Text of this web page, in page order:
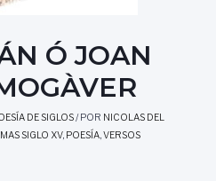
Ó JOAN
DE SIGLOS/ POR NICOLAS DEL
SIGLO XV, POESÍA VERSOS